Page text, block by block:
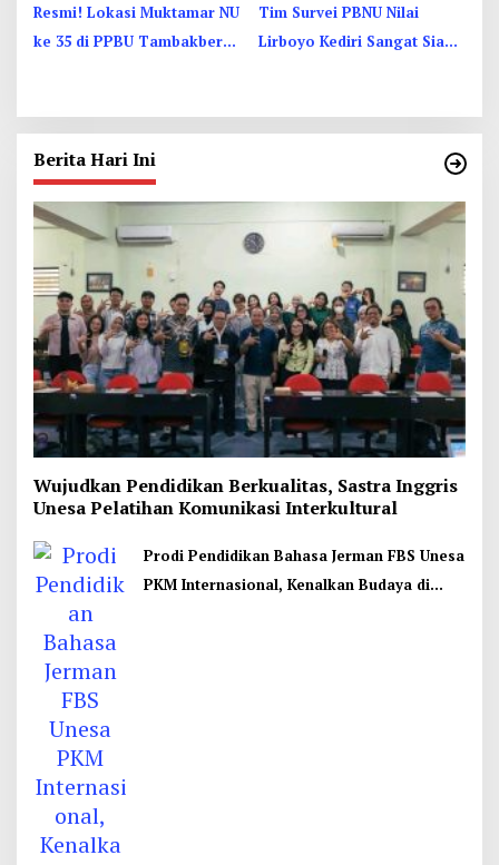
Resmi! Lokasi Muktamar NU
ke 35 di PPBU Tambakberas
Tim Survei PBNU Nilai
Lirboyo Kediri Sangat Siap
Berita Hari Ini
Wujudkan Pendidikan Berkualitas, Sastra Inggris
Unesa Pelatihan Komunikasi Interkultural
Prodi Pendidikan Bahasa Jerman FBS Unesa
PKM Internasional, Kenalkan Budaya di